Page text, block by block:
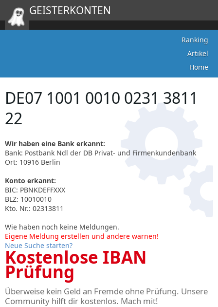
GEISTERKONTEN
Ranking
Artikel
Home
DE07 1001 0010 0231 3811
22
Wir haben eine Bank erkannt:
Bank: Postbank Ndl der DB Privat- und Firmenkundenbank
Ort: 10916 Berlin
Konto erkannt:
BIC: PBNKDEFFXXX
BLZ: 10010010
Kto. Nr.: 02313811
Wie haben noch keine Meldungen.
Eigene Meldung erstellen und andere warnen!
Neue Suche starten?
Kostenlose IBAN
Prüfung
Überweise kein Geld an Fremde ohne Prüfung. Unsere
Community hilft dir kostenlos. Mach mit!